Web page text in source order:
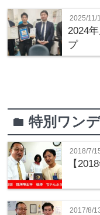
2025/11/
2024
プ
folder特別ワン
2018/7/
【
2017/8/